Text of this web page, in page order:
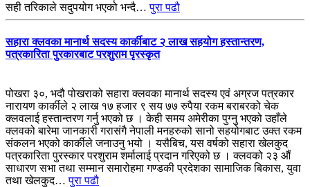
सही तरिकाले सदुपयोग भएको भन्दै…पुरा पढौ
सहारा क्लवका मानार्थ सदस्य कार्कीबाट २ लाख सहयोग हस्तान्तरण,
पत्रकारिता पुरकारबाट परशुराम पृरस्कृत
पोखरा ३०, भदौ पोखराको सहारा क्लवका मानार्थ सदस्य एवं अग्रज पत्रकार
नारायण कार्कीले २ लाख १७ हजार ९ सय ७७ रुपैया रकम बराबरको चेक
क्लवलाई हस्तान्तरण गर्नु भएको छ । केही समय अमेरीका पुग्नु भएको उहाँले
क्लवको बारेमा जानकारी गरासंगै नेपाली मनहरुको सानो सहयोगबाट उक्त रकम
संकलन भएको कार्कीले जनाउनु भयो । यसैबिच, यस वर्षको सहारा खेलकुद
पत्रकारिता पुरस्कार परशुराम शर्मालाई प्रदान गरिएको छ । क्लवको २३ औं
साधारण सभा तथा सम्मान समारोहमा गण्डकी प्रदेशका सामाजिक बिकास, युवा
तथा खेलकुद…पुरा पढौ